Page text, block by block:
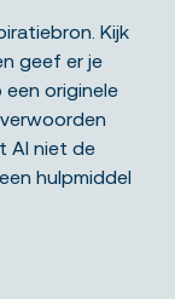
Kijk
geef er je
een originele
AI niet de
hulpmiddel